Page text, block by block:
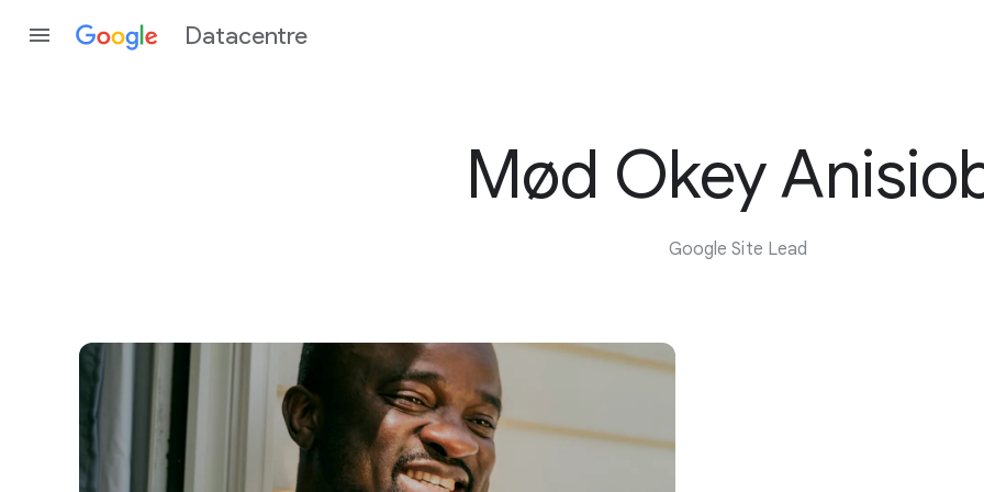
Datacentre
Mød Okey
Google Site Lead